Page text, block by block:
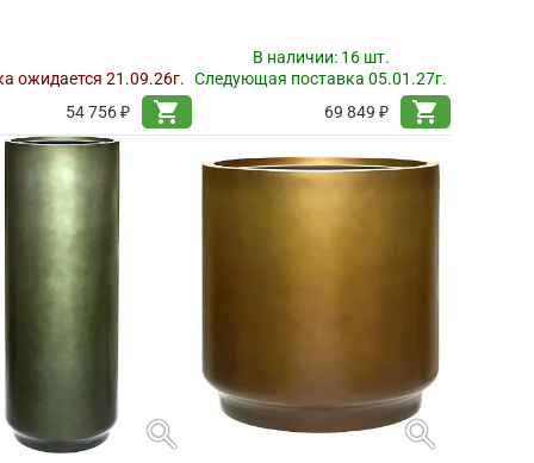
ожидается 21.09.26г.
54 756 ₽
shopping_cart
В наличии: 16 шт.
Следующая поставка 05.01.27г.
69 849 ₽
shopping_cart
search search